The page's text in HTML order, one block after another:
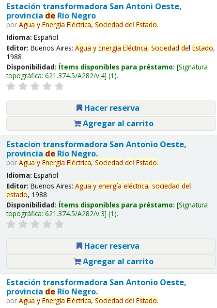
Estación transformadora San Antoni Oeste,
provincia deRío Negro
por Agua y Energía Eléctrica, Sociedad del Estado.
Idioma: Español
Editor: Buenos Aires: Agua y Energía Eléctrica, Sociedad del Estado,
1988
Disponibilidad: Ítems disponibles para préstamo: Signatura
topográfica: 621.374.5/A282/v.4 (1).
Hacer reserva
Agregar al carrito
Estacion transformadora San Antonio Oeste,
provincia deRío Negro.
por Agua y Energía Eléctrica, Sociedad del Estado.
Idioma: Español
Editor: Buenos Aires: Agua y energía eléctrica, sociedad del
estado, 1988
Disponibilidad: Ítems disponibles para préstamo: Signatura
topográfica: 621.374.5/A282/v.3 (1).
Hacer reserva
Agregar al carrito
Estación transformadora San Antonio Oeste,
provincia deRío Negro.
por Agua y Energía Eléctrica, Sociedad del Estado.